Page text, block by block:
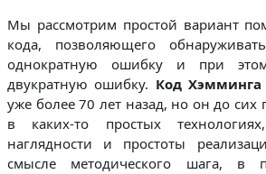
Мы рассмотрим простой вариант
кода, позволяющего
однократную ошибку и при этом
двукратную ошибку. Код Хэмминга
уже более 70 лет назад, но он до сих
в каких-то простых
наглядности и простоты
смысле методического шага, в